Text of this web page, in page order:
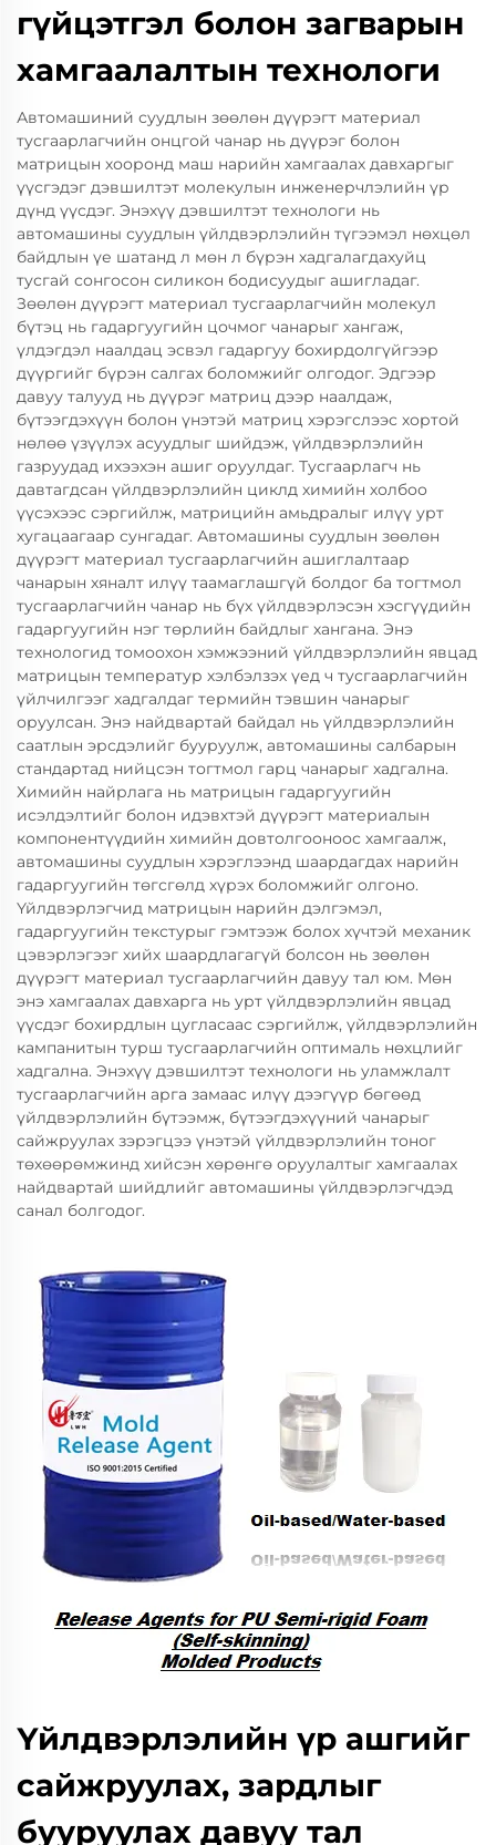
гүйцэтгэл болон загварын
хамгаалалтын технологи
Автомашиний суудлын зөөлөн дүүрэгт материал
тусгаарлагчийн онцгой чанар нь дүүрэг болон
матрицын хооронд маш нарийн хамгаалах давхаргыг
үүсгэдэг дэвшилтэт молекулын инженерчлэлийн үр
дүнд үүсдэг. Энэхүү дэвшилтэт технологи нь
автомашины суудлын үйлдвэрлэлийн түгээмэл нөхцөл
байдлын үе шатанд л мөн л бүрэн хадгалагдахуйц
тусгай сонгосон силикон бодисуудыг ашигладаг.
Зөөлөн дүүрэгт материал тусгаарлагчийн молекул
бүтэц нь гадаргуугийн цочмог чанарыг хангаж,
үлдэгдэл наалдац эсвэл гадаргуу бохирдолгүйгээр
дүүргийг бүрэн салгах боломжийг олгодог. Эдгээр
давуу талууд нь дүүрэг матриц дээр наалдаж,
бүтээгдэхүүн болон үнэтэй матриц хэрэгслээс хортой
нөлөө үзүүлэх асуудлыг шийдэж, үйлдвэрлэлийн
газруудад ихээхэн ашиг оруулдаг. Тусгаарлагч нь
давтагдсан үйлдвэрлэлийн циклд химийн холбоо
үүсэхээс сэргийлж, матрицийн амьдралыг илүү урт
хугацаагаар сунгадаг. Автомашины суудлын зөөлөн
дүүрэгт материал тусгаарлагчийн ашиглалтаар
чанарын хяналт илүү таамаглашгүй болдог ба тогтмол
тусгаарлагчийн чанар нь бүх үйлдвэрлэсэн хэсгүүдийн
гадаргуугийн нэг төрлийн байдлыг хангана. Энэ
технологид томоохон хэмжээний үйлдвэрлэлийн явцад
матрицын температур хэлбэлзэх үед ч тусгаарлагчийн
үйлчилгээг хадгалдаг термийн тэвшин чанарыг
оруулсан. Энэ найдвартай байдал нь үйлдвэрлэлийн
саатлын эрсдэлийг бууруулж, автомашины салбарын
стандартад нийцсэн тогтмол гарц чанарыг хадгална.
Химийн найрлага нь матрицын гадаргуугийн
исэлдэлтийг болон идэвхтэй дүүрэгт материалын
компонентүүдийн химийн довтолгооноос хамгаалж,
автомашины суудлын хэрэглээнд шаардагдах нарийн
гадаргуугийн төгсгөлд хүрэх боломжийг олгоно.
Үйлдвэрлэгчид матрицын нарийн дэлгэмэл,
гадаргуугийн текстурыг гэмтээж болох хүчтэй механик
цэвэрлэгээг хийх шаардлагагүй болсон нь зөөлөн
дүүрэгт материал тусгаарлагчийн давуу тал юм. Мөн
энэ хамгаалах давхарга нь урт үйлдвэрлэлийн явцад
үүсдэг бохирдлын цугласаас сэргийлж, үйлдвэрлэлийн
кампанитын турш тусгаарлагчийн оптималь нөхцлийг
хадгална. Энэхүү дэвшилтэт технологи нь уламжлалт
тусгаарлагчийн арга замаас илүү дээгүүр бөгөөд
үйлдвэрлэлийн бүтээмж, бүтээгдэхүүний чанарыг
сайжруулах зэрэгцээ үнэтэй үйлдвэрлэлийн тоног
төхөөрөмжинд хийсэн хөрөнгө оруулалтыг хамгаалах
найдвартай шийдлийг автомашины үйлдвэрлэгчдэд
санал болгодог.
Үйлдвэрлэлийн үр ашгийг
сайжруулах, зардлыг
бууруулах давуу тал